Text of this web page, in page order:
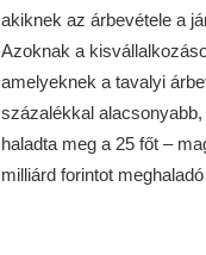
akiknek az árbevétele a
Azoknak a
amelyeknek a tavalyi
százalékkal
haladta meg a 25 főt –
milliárd forintot